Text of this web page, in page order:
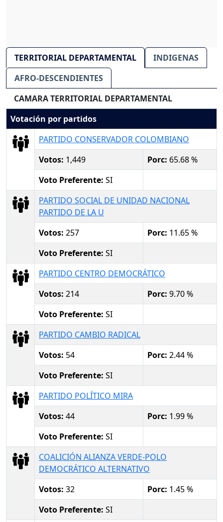
TERRITORIAL DEPARTAMENTAL
INDIGENAS
AFRO-DESCENDIENTES
CAMARA TERRITORIAL DEPARTAMENTAL
Votación por partidos
PARTIDO CONSERVADOR COLOMBIANO
Votos: 1,449 Porc: 65.68 %
Voto Preferente: SI
PARTIDO SOCIAL DE UNIDAD NACIONAL
PARTIDO DE LA U
Votos: 257 Porc: 11.65 %
Voto Preferente: SI
PARTIDO CENTRO DEMOCRÁTICO
Votos: 214 Porc: 9.70 %
Voto Preferente: SI
PARTIDO CAMBIO RADICAL
Votos: 54 Porc: 2.44 %
Voto Preferente: SI
PARTIDO POLÍTICO MIRA
Votos: 44 Porc: 1.99 %
Voto Preferente: SI
COALICIÓN ALIANZA VERDE-POLO
DEMOCRÁTICO ALTERNATIVO
Votos: 32 Porc: 1.45 %
Voto Preferente: SI